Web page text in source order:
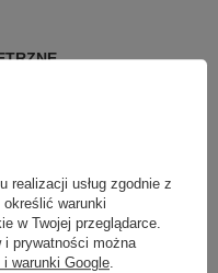
OKRĘGI
OKRĄGŁE
realizacji usług zgodnie z
warunki
w Twojej przeglądarce.
i prywatności można
i warunki Google.